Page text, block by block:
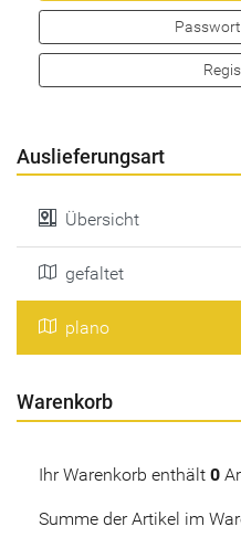
Auslieferungsart
Übersicht
gefaltet
plano
Warenkorb
Ihr Warenkorb enthält 0
Summe der Artikel im